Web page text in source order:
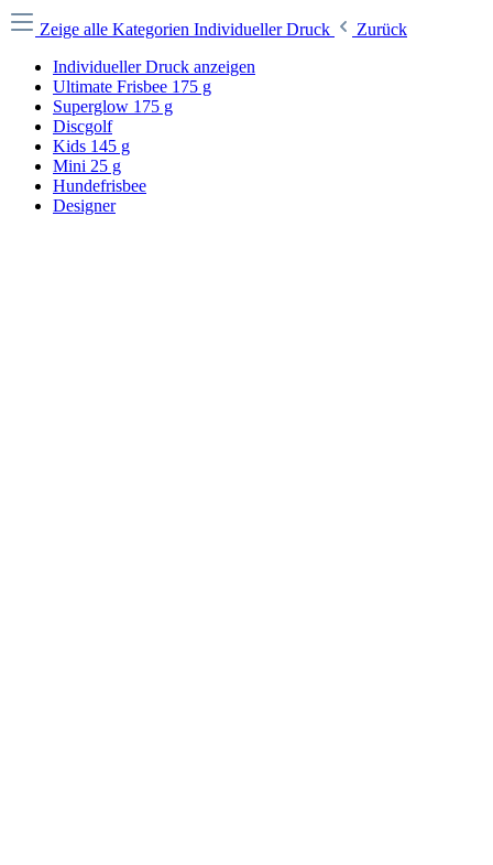
Zeige alle Kategorien Individueller Druck
Zurück
Individueller Druck anzeigen
Ultimate Frisbee 175 g
Superglow 175 g
Discgolf
Kids 145 g
Mini 25 g
Hundefrisbee
Designer